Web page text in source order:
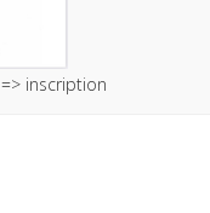
=> inscription